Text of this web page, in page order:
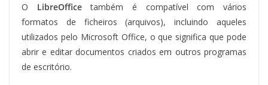
O LibreOfficetambém é compatível com vários
formatos de ficheiros (arquivos), incluindo aqueles
utilizados pelo Microsoft Office, o que significa que pode
abrir e editar documentos criados em outros programas
de escritório.